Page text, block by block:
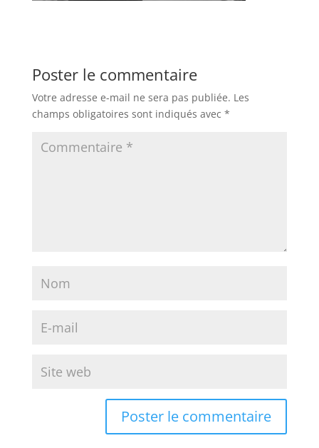
Poster le commentaire
Votre adresse e-mail ne sera pas publiée. Les
champs obligatoires sont indiqués avec *